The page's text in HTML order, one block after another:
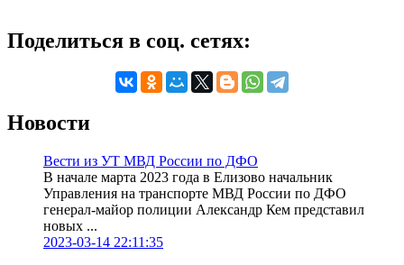
Поделиться в соц. сетях:
Новости
Вести из УТ МВД России по ДФО
В начале марта 2023 года в Елизово начальник
Управления на транспорте МВД России по ДФО
генерал-майор полиции Александр Кем представил
новых ...
2023-03-14 22:11:35